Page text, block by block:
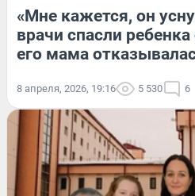
«Мне кажется, он
врачи спасли
его мама
8 апреля, 2026, 19:16 5 530 6